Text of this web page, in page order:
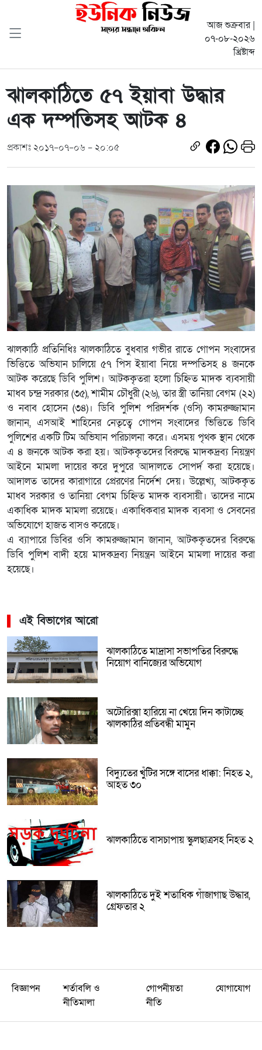
আজ শুক্রবার |
০৭-০৮-২০২৬
খ্রিষ্টাব্দ
ঝালকাঠিতে ৫৭ ইয়াবা উদ্ধার
এক দম্পতিসহ আটক ৪
প্রকাশঃ ২০১৭-০৭-০৬ - ২০:০৫
ঝালকাঠি প্রতিনিধিঃ ঝালকাঠিতে বুধবার গভীর রাতে গোপন সংবাদের
ভিত্তিতে অভিযান চালিয়ে ৫৭ পিস ইয়াবা নিয়ে দম্পতিসহ ৪ জনকে
আটক করেছে ডিবি পুলিশ। আটককৃতরা হলো চিহ্নিত মাদক ব্যবসায়ী
মাধব চন্দ্র সরকার (৩৫), শামীম চৌধুরী (২৬), তার স্ত্রী তানিয়া বেগম (২২)
ও নবাব হোসেন (৩৪)। ডিবি পুলিশ পরিদর্শক (ওসি) কামরুজ্জামান
জানান, এসআই শাহিনের নেতৃত্বে গোপন সংবাদের ভিত্তিতে ডিবি
পুলিশের একটি টিম অভিযান পরিচালনা করে। এসময় পৃথক স্থান থেকে
এ ৪ জনকে আটক করা হয়। আটককৃতদের বিরুদ্ধে মাদকদ্রব্য নিয়ন্ত্রণ
আইনে মামলা দায়ের করে দুপুরে আদালতে সোপর্দ করা হয়েছে।
আদালত তাদের কারাগারে প্রেরণের নির্দেশ দেয়। উল্লেখ্য, আটককৃত
মাধব সরকার ও তানিয়া বেগম চিহ্নিত মাদক ব্যবসায়ী। তাদের নামে
একাধিক মাদক মামলা রয়েছে। একাধিকবার মাদক ব্যবসা ও সেবনের
অভিযোগে হাজত বাসও করেছে।
এ ব্যাপারে ডিবির ওসি কামরুজ্জামান জানান, আটককৃতদের বিরুদ্ধে
ডিবি পুলিশ বাদী হয়ে মাদকদ্রব্য নিয়ন্ত্রন আইনে মামলা দায়ের করা
হয়েছে।
এই বিভাগের আরো
ঝালকাঠিতে মাদ্রাসা সভাপতির বিরুদ্ধে
নিয়োগ বানিজ্যের অভিযোগ
অটোরিক্সা হারিয়ে না খেয়ে দিন কাটাচ্ছে
ঝালকাঠির প্রতিবন্ধী মামুন
বিদ্যুতের খুঁটির সঙ্গে বাসের ধাক্কা: নিহত ২,
আহত ৩০
ঝালকাঠিতে বাসচাপায় স্কুলছাত্রসহ নিহত ২
ঝালকাঠিতে দুই শতাধিক গাঁজাগাছ উদ্ধার,
গ্রেফতার ২
বিজ্ঞাপন
শর্তাবলি ও
নীতিমালা
গোপনীয়তা
নীতি
যোগাযোগ